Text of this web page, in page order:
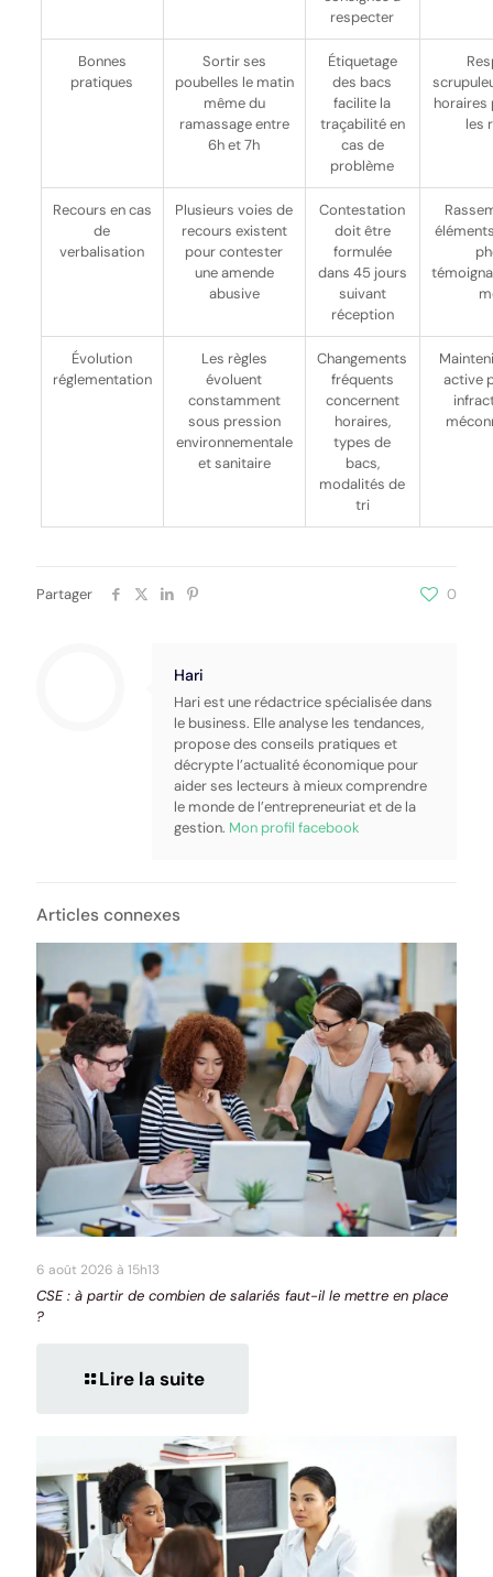
respecter
Bonnes
pratiques
Sortir ses
poubelles le matin
même du
ramassage entre
6h et 7h
Étiquetage
des bacs
facilite la
traçabilité en
cas de
problème
horaires
les
Recours en cas
de
verbalisation
Plusieurs voies de
recours existent
pour contester
une amende
abusive
Contestation
doit être
formulée
dans 45 jours
suivant
réception
Évolution
réglementation
Les règles
évoluent
constamment
sous pression
environnementale
et sanitaire
Changements
fréquents
concernent
horaires,
types de
bacs,
modalités de
tri
active
Partager 0
Hari
Hari est une rédactrice spécialisée dans
le business. Elle analyse les tendances,
propose des conseils pratiques et
décrypte l’actualité économique pour
aider ses lecteurs à mieux comprendre
le monde de l’entrepreneuriat et de la
gestion. Mon profil facebook
Articles connexes
6 août 2026 à 15h13
CSE : à partir de combien de salariés faut-il le mettre en place
?
Lire la suite